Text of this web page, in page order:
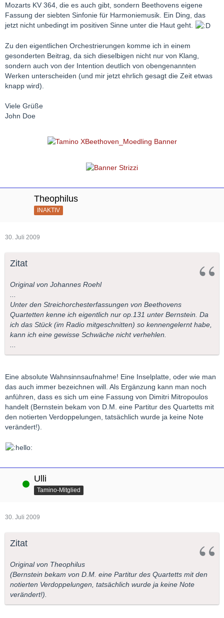
Mozarts KV 364, die es auch gibt, sondern Beethovens eigene
Fassung der siebten Sinfonie für Harmoniemusik. Ein Ding, das
jetzt nicht unbedingt im positiven Sinne unter die Haut geht.
Zu den eigentlichen Orchestrierungen komme ich in einem
gesonderten Beitrag, da sich dieselbigen nicht nur von Klang,
sondern auch von der Intention deutlich von obengenannten
Werken unterscheiden (und mir jetzt ehrlich gesagt die Zeit etwas
knapp wird).
Viele Grüße
John Doe
Theophilus
INAKTIV
30. Juli 2009
Zitat
Original von Johannes Roehl
Unter den Streichorchesterfassungen von Beethovens
Quartetten kenne ich eigentlich nur op.131 unter Bernstein. Da
ich das Stück (im Radio mitgeschnitten) so kennengelernt habe,
kann ich eine gewisse Schwäche nicht verhehlen.
Eine absolute Wahnsinnsaufnahme! Eine Inselplatte, oder wie man
das auch immer bezeichnen will. Als Ergänzung kann man noch
anführen, dass es sich um eine Fassung von Dimitri Mitropoulos
handelt (Bernstein bekam von D.M. eine Partitur des Quartetts mit
den notierten Verdoppelungen, tatsächlich wurde ja keine Note
verändert!).
Online Ulli
Tamino-Mitglied
30. Juli 2009
Zitat
Original von Theophilus
(Bernstein bekam von D.M. eine Partitur des Quartetts mit den
notierten Verdoppelungen, tatsächlich wurde ja keine Note
verändert!).